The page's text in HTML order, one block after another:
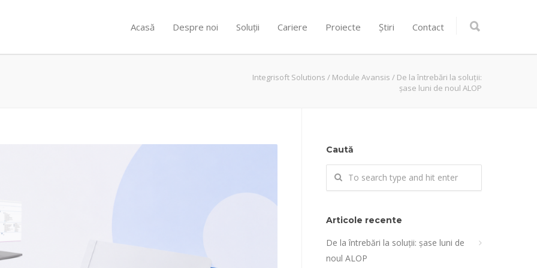
Acasă Despre noi Soluții Cariere Proiecte Știri Contact
Integrisoft Solutions / Module Avansis / De la întrebări la soluții:
șase luni de noul ALOP
Caută
Articole recente
De la întrebări la soluții: șase luni de
noul ALOP